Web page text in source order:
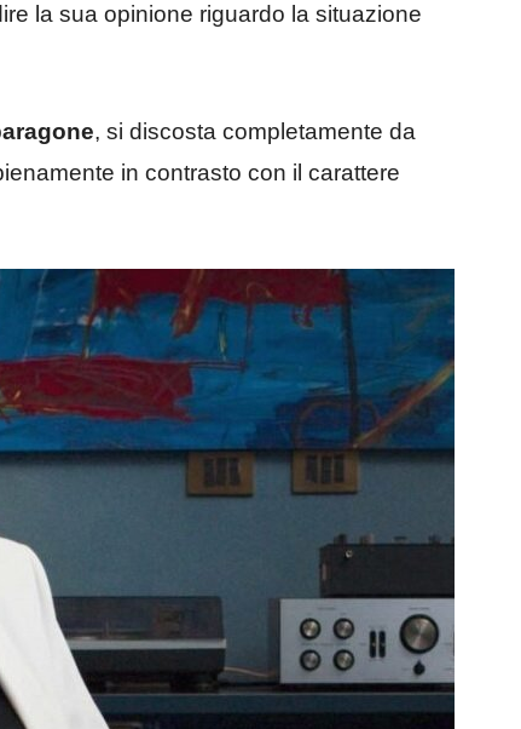
la sua opinione riguardo la situazione
, si discosta completamente da
in contrasto con il carattere